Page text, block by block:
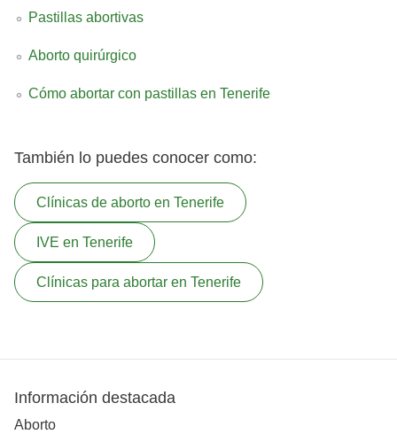
Pastillas abortivas
Aborto quirúrgico
Cómo abortar con pastillas en Tenerife
También lo puedes conocer como:
Clínicas de aborto en Tenerife
IVE en Tenerife
Clínicas para abortar en Tenerife
Información destacada
Aborto